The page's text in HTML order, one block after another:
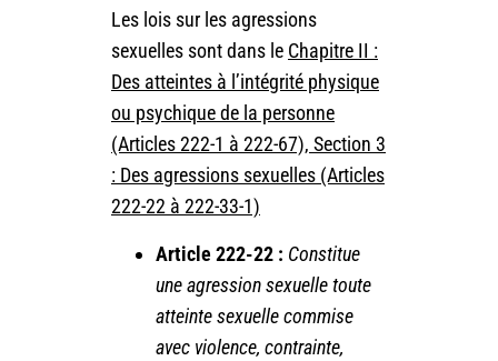
Les lois sur les agressions
sexuelles sont dans le Chapitre II :
Des atteintes à l’intégrité physique
ou psychique de la personne
(Articles 222-1 à 222-67), Section 3
: Des agressions sexuelles (Articles
222-22 à 222-33-1)
Article 222-22 : Constitue
une agression sexuelle toute
atteinte sexuelle commise
avec violence, contrainte,